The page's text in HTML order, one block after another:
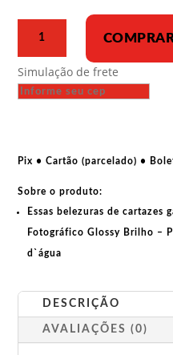
quantidade
Simulação de frete
Pix • Cartão (parcelado) •
Sobre o produto:
Essas belezuras de cartazes
Fotográfico Glossy Brilho –
d`água
DESCRIÇÃO
AVALIAÇÕES (0)